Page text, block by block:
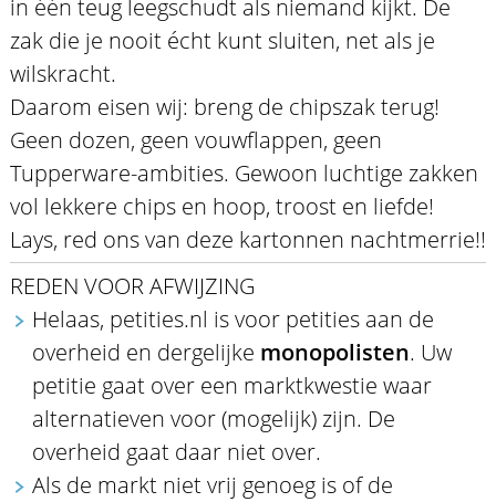
in één teug leegschudt als niemand kijkt. De
zak die je nooit écht kunt sluiten, net als je
wilskracht.
Daarom eisen wij: breng de chipszak terug!
Geen dozen, geen vouwflappen, geen
Tupperware-ambities. Gewoon luchtige zakken
vol lekkere chips en hoop, troost en liefde!
Lays, red ons van deze kartonnen nachtmerrie!!
REDEN VOOR AFWIJZING
Helaas, petities.nl is voor petities aan de
overheid en dergelijke monopolisten. Uw
petitie gaat over een marktkwestie waar
alternatieven voor (mogelijk) zijn. De
overheid gaat daar niet over.
Als de markt niet vrij genoeg is of de